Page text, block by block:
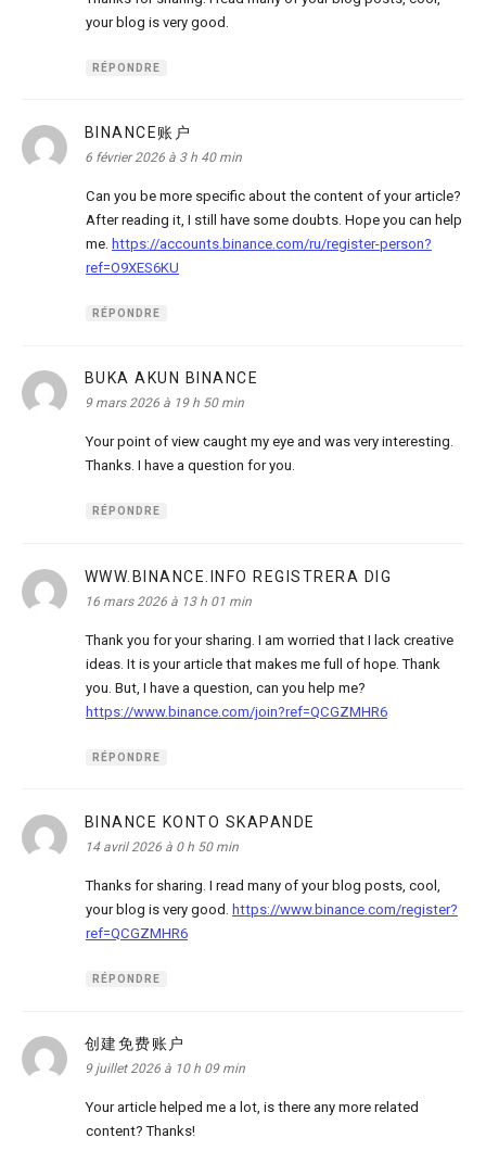
your blog is very good.
RÉPONDRE
BINANCE账户
6 février 2026 à 3 h 40 min
Can you be more specific about the content of your article?
After reading it, I still have some doubts. Hope you can help
me. https://accounts.binance.com/ru/register-person?
ref=O9XES6KU
RÉPONDRE
BUKA AKUN BINANCE
9 mars 2026 à 19 h 50 min
Your point of view caught my eye and was very interesting.
Thanks. I have a question for you.
RÉPONDRE
WWW.BINANCE.INFO REGISTRERA DIG
16 mars 2026 à 13 h 01 min
Thank you for your sharing. I am worried that I lack creative
ideas. It is your article that makes me full of hope. Thank
you. But, I have a question, can you help me?
https://www.binance.com/join?ref=QCGZMHR6
RÉPONDRE
BINANCE KONTO SKAPANDE
14 avril 2026 à 0 h 50 min
Thanks for sharing. I read many of your blog posts, cool,
your blog is very good. https://www.binance.com/register?
ref=QCGZMHR6
RÉPONDRE
创建免费账户
9 juillet 2026 à 10 h 09 min
Your article helped me a lot, is there any more related
content? Thanks!